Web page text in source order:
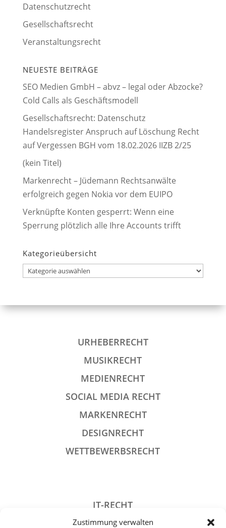
Zustimmung verwalten
Datenschutzrecht
Gesellschaftsrecht
Veranstaltungsrecht
NEUESTE BEITRÄGE
SEO Medien GmbH – abvz – legal oder Abzocke?
Cold Calls als Geschäftsmodell
Gesellschaftsrecht: Datenschutz
Handelsregister Anspruch auf Löschung Recht
auf Vergessen BGH vom 18.02.2026 IIZB 2/25
(kein Titel)
Markenrecht – Jüdemann Rechtsanwälte
erfolgreich gegen Nokia vor dem EUIPO
Verknüpfte Konten gesperrt: Wenn eine
Sperrung plötzlich alle Ihre Accounts trifft
Kategorieübersicht
Kategorieübersicht
URHEBERRECHT
MUSIKRECHT
MEDIENRECHT
SOCIAL MEDIA RECHT
MARKENRECHT
DESIGNRECHT
WETTBEWERBSRECHT
IT-RECHT
DATENSCHUTZRECHT